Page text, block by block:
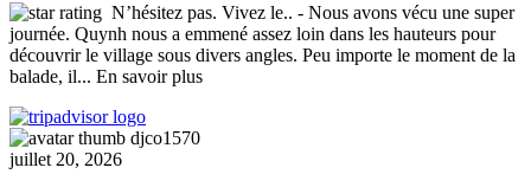
N’hésitez pas. Vivez le.. - Nous avons vécu une super
journée. Quynh nous a emmené assez loin dans les hauteurs pour
découvrir le village sous divers angles. Peu importe le moment de la
balade, il... En savoir plus
djco1570
juillet 20, 2026